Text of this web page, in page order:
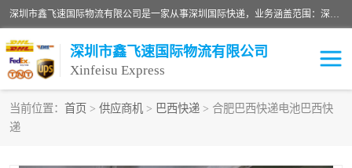
深圳市鑫飞速国际物流有限公司是一家从事深圳国际快递，业务涵盖范围：深圳DHL国际快递、深圳国际快递公司、深圳国际物流公司、深圳国际快递、深圳DHL国际快递电话可拨打全国服务热线：15019287411。欢迎各位亲来人来电到我司洽谈合作。
深圳市鑫飞速国际物流有限公司
Xinfeisu Express
当前位置： 首页 > 供应商机 > 巴西快递 > 合肥巴西快递电池巴西快
递